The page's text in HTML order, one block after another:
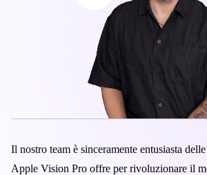
Il nostro team è sinceramente entusiasta
Apple Vision Pro offre per rivoluzionare il